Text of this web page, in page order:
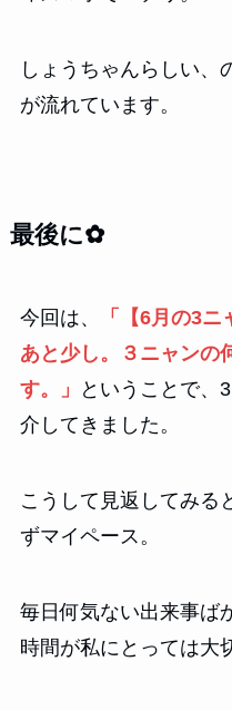
しょうちゃんらしい、
が流れています。
最後に✿
今回は、
「【6月の3
あと少し。３ニャンの
す。」
ということで、
介してきました。
こうして見返してみる
ずマイペース。
毎日何気ない出来事ば
時間が私にとっては大